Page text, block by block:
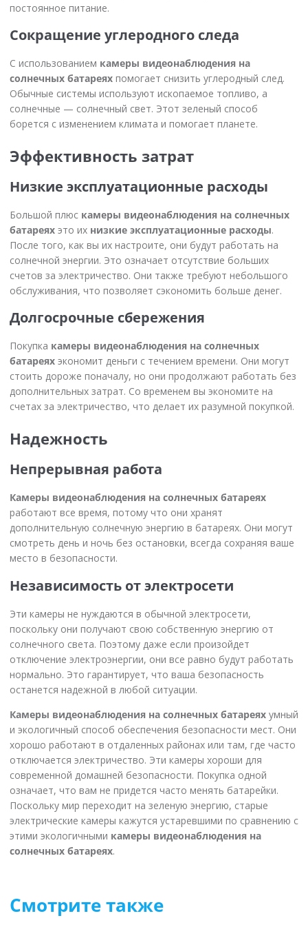
постоянное питание.
Сокращение углеродного следа
С использованием камеры видеонаблюдения на
солнечных батареях помогает снизить углеродный след.
Обычные системы используют ископаемое топливо, а
солнечные — солнечный свет. Этот зеленый способ
борется с изменением климата и помогает планете.
Эффективность затрат
Низкие эксплуатационные расходы
Большой плюс камеры видеонаблюдения на солнечных
батареях это их низкие эксплуатационные расходы.
После того, как вы их настроите, они будут работать на
солнечной энергии. Это означает отсутствие больших
счетов за электричество. Они также требуют небольшого
обслуживания, что позволяет сэкономить больше денег.
Долгосрочные сбережения
Покупка камеры видеонаблюдения на солнечных
батареях экономит деньги с течением времени. Они могут
стоить дороже поначалу, но они продолжают работать без
дополнительных затрат. Со временем вы экономите на
счетах за электричество, что делает их разумной покупкой.
Надежность
Непрерывная работа
Камеры видеонаблюдения на солнечных батареях
работают все время, потому что они хранят
дополнительную солнечную энергию в батареях. Они могут
смотреть день и ночь без остановки, всегда сохраняя ваше
место в безопасности.
Независимость от электросети
Эти камеры не нуждаются в обычной электросети,
поскольку они получают свою собственную энергию от
солнечного света. Поэтому даже если произойдет
отключение электроэнергии, они все равно будут работать
нормально. Это гарантирует, что ваша безопасность
останется надежной в любой ситуации.
Камеры видеонаблюдения на солнечных батареях умный
и экологичный способ обеспечения безопасности мест. Они
хорошо работают в отдаленных районах или там, где часто
отключается электричество. Эти камеры хороши для
современной домашней безопасности. Покупка одной
означает, что вам не придется часто менять батарейки.
Поскольку мир переходит на зеленую энергию, старые
электрические камеры кажутся устаревшими по сравнению с
этими экологичными камеры видеонаблюдения на
солнечных батареях.
Смотрите также